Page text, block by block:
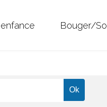
Bouger/